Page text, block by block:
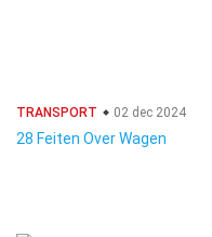
TRANSPORT 02 dec 2024
28 Feiten Over Wagen